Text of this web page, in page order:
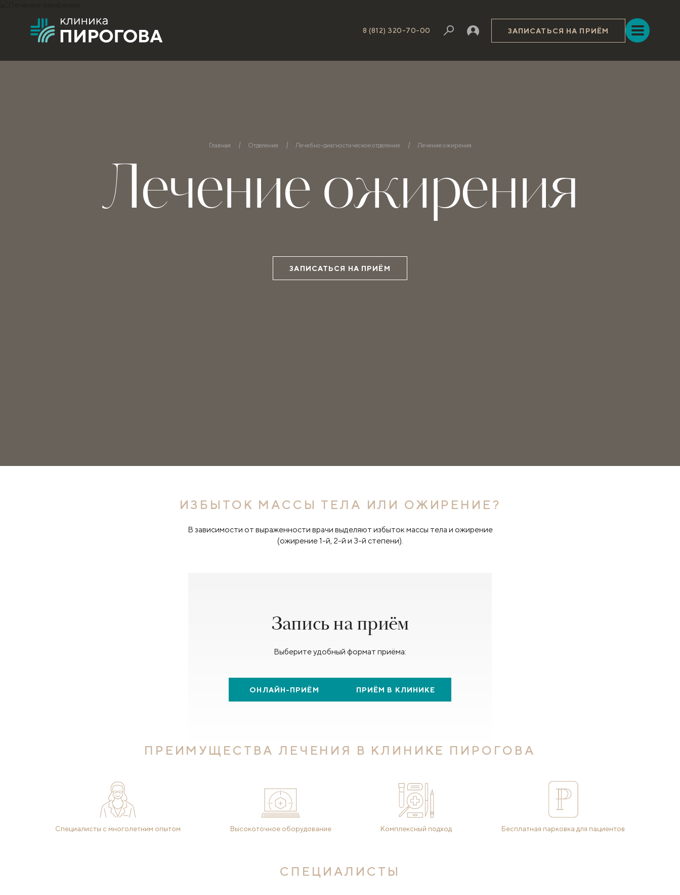
8 (812) 320-70-00 ЗАПИСАТЬСЯ НА ПРИЁМ
Главная Отделения Лечебно-диагностическое отделение Лечение ожирения
Лечение ожирения
ЗАПИСАТЬСЯ НА ПРИЁМ
ИЗБЫТОК МАССЫ ТЕЛА ИЛИ ОЖИРЕНИЕ?
В зависимости от выраженности врачи выделяют избыток массы тела и ожирение
(ожирение 1-й, 2-й и 3-й степени).
Запись на приём
Выберите удобный формат приёма:
ОНЛАЙН-ПРИЁМ ПРИЁМ В КЛИНИКЕ
ПРЕИМУЩЕСТВА ЛЕЧЕНИЯ В КЛИНИКЕ ПИРОГОВА
Специалисты с многолетним опытом Высокоточное оборудование Комплексный подход Бесплатная парковка для пациентов
СПЕЦИАЛИСТЫ